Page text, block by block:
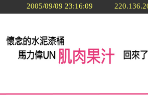
2005/09/09 23:16:09